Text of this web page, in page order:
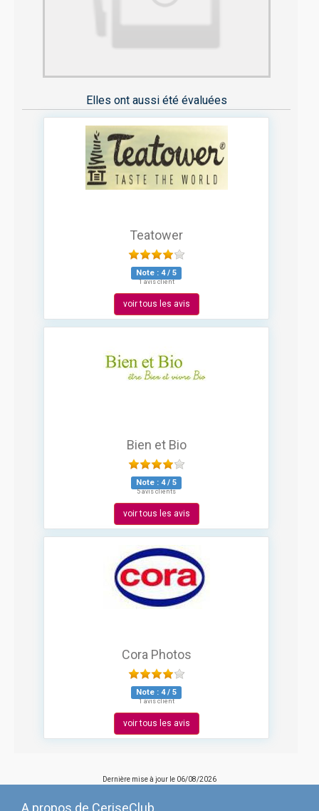
Elles ont aussi été évaluées
Teatower
Note : 4/ 5
1 avis client
voir tous les avis
Bien et Bio
Note : 4/ 5
5 avis clients
voir tous les avis
Cora Photos
Note : 4/ 5
1 avis client
voir tous les avis
Dernière mise à jour le 06/08/2026
A propos de CeriseClub